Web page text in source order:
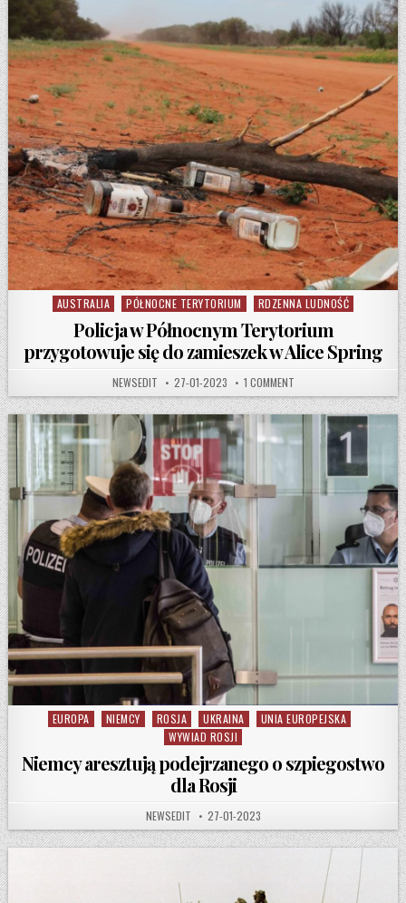
Posted in
AUSTRALIA PÓŁNOCNE TERYTORIUM RDZENNA LUDNOŚĆ
Policja w Północnym Terytorium
przygotowuje się do zamieszek w Alice Spring
AUTHOR:
NEWSEDIT PUBLISHED DATE:
27-01-2023 1 COMMENTON POLICJA W
Posted in
EUROPA NIEMCY ROSJA UKRAINA
UNIA EUROPEJSKA
WYWIAD ROSJI
Niemcy aresztują podejrzanego o szpiegostwo
dla Rosji
AUTHOR:
NEWSEDIT PUBLISHED DATE:
27-01-2023